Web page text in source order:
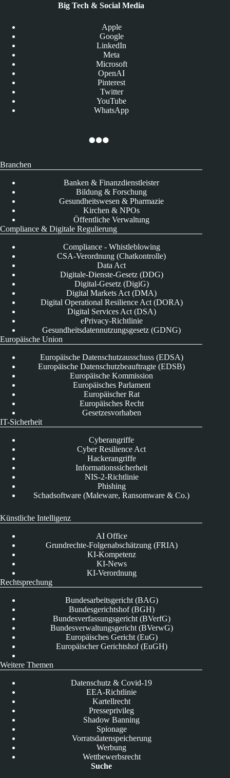
Big Tech & Social Media
Apple
Google
LinkedIn
Meta
Microsoft
OpenAI
Pinterest
Twitter
YouTube
WhatsApp
Branchen
Banken & Finanzdienstleister
Bildung & Forschung
Gesundheitswesen & Pharmazie
Kirchen & NPOs
Öffentliche Verwaltung
Compliance & Digitale Regulierung
Compliance - Whistleblowing
CSA-Verordnung (Chatkontrolle)
Data Act
Digitale-Dienste-Gesetz (DDG)
Digital-Gesetz (DigiG)
Digital Markets Act (DMA)
Digital Operational Resilience Act (DORA)
Digital Services Act (DSA)
ePrivacy-Richtlinie
Gesundheitsdatennutzungsgesetz (GDNG)
Europäische Union
Europäische Datenschutzausschuss (EDSA)
Europäische Datenschutzbeauftragte (EDSB)
Europäische Kommission
Europäisches Parlament
Europäischer Rat
Europäisches Recht
Gesetzesvorhaben
IT-Sicherheit
Cyberangriffe
Cyber Resilience Act
Hackerangriffe
Informationssicherheit
NIS-2-Richtlinie
Phishing
Schadsoftware (Maleware, Ransomware & Co.)
Künstliche Intelligenz
AI Office
Grundrechte-Folgenabschätzung (FRIA)
KI-Kompetenz
KI-News
KI-Verordnung
Rechtsprechung
Bundesarbeitsgericht (BAG)
Bundesgerichtshof (BGH)
Bundesverfassungsgericht (BVerfG)
Bundesverwaltungsgericht (BVerwG)
Europäisches Gericht (EuG)
Europäischer Gerichtshof (EuGH)
Weitere Themen
Datenschutz & Covid-19
EEA-Richtlinie
Kartellrecht
Presseprivileg
Shadow Banning
Spionage
Vorratsdatenspeicherung
Werbung
Wettbewerbsrecht
Suche